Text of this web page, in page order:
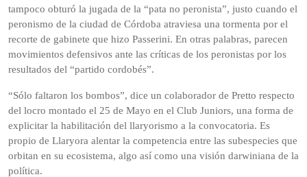
tampoco obturó la jugada de la “pata no peronista”, justo cuando el
peronismo de la ciudad de Córdoba atraviesa una tormenta por el
recorte de gabinete que hizo Passerini. En otras palabras, parecen
movimientos defensivos ante las críticas de los peronistas por los
resultados del “partido cordobés”.
“Sólo faltaron los bombos”, dice un colaborador de Pretto respecto
del locro montado el 25 de Mayo en el Club Juniors, una forma de
explicitar la habilitación del llaryorismo a la convocatoria. Es
propio de Llaryora alentar la competencia entre las subespecies que
orbitan en su ecosistema, algo así como una visión darwiniana de la
política.